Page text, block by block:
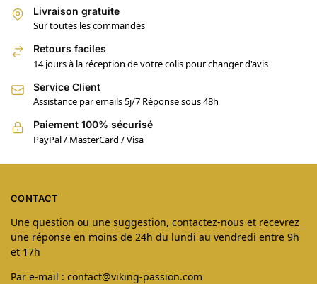
Livraison gratuite
Sur toutes les commandes
Retours faciles
14 jours à la réception de votre colis pour changer d'avis
Service Client
Assistance par emails 5j/7 Réponse sous 48h
Paiement 100% sécurisé
PayPal / MasterCard / Visa
CONTACT
Une question ou une suggestion, contactez-nous et recevrez
une réponse en moins de 24h du lundi au vendredi entre 9h
et 17h
Par e-mail : contact@viking-passion.com